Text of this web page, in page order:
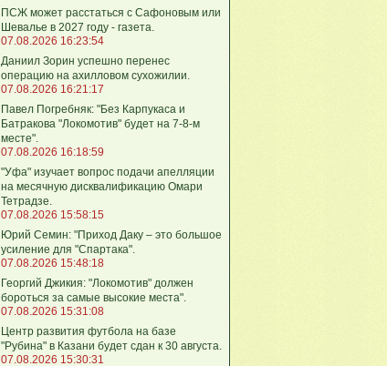
ПСЖ может расстаться с Сафоновым или
Шевалье в 2027 году - газета.
07.08.2026 16:23:54
Даниил Зорин успешно перенес
операцию на ахилловом сухожилии.
07.08.2026 16:21:17
Павел Погребняк: "Без Карпукаса и
Батракова "Локомотив" будет на 7-8-м
месте".
07.08.2026 16:18:59
"Уфа" изучает вопрос подачи апелляции
на месячную дисквалификацию Омари
Тетрадзе.
07.08.2026 15:58:15
Юрий Семин: "Приход Даку – это большое
усиление для "Спартака".
07.08.2026 15:48:18
Георгий Джикия: "Локомотив" должен
бороться за самые высокие места".
07.08.2026 15:31:08
Центр развития футбола на базе
"Рубина" в Казани будет сдан к 30 августа.
07.08.2026 15:30:31